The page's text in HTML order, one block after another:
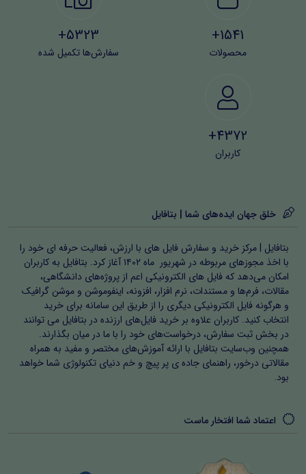
1541+
محصولات
5323+
سفارش‌ها تکمیل شده
4372+
کاربران
خلق جهان ایده‌های شما | بتافایل
بتافایل | مرکز خرید و سفارش فایل های با ارزش، فعالیت حرفه ای خود را
با اخذ مجوزهای مربوطه در شهریور ماه ۱۴۰۲ آغاز کرد. بتافایل به کاربران
امکان می‌دهد که فایل های الکترونیکی اعم از پروژه‌های دانشگاهی،
مقالات، فرم‌ها و مستندات، نرم افزار، افزونه، اینفوموشن و موشن گرافیک
و هرگونه فایل الکترونیکی دیگری را از طریق این سامانه برای خرید
انتخاب کنید. کاربران علاوه بر خرید فایل‌های ارزنده در بتافایل می توانند
در بخش ثبت سفارش، درخواست‌های خود را با ما در میان بگذارند.
همچنین وب‌سایت بتافایل با ارائه آموزش‌های مختصر و مفید به همراه
مقالاتی درخور، راهنمای جاده ی پر پیچ و خم دنیای تکنولوژی شما خواهد
بود.
اعتماد شما افتخار ماست